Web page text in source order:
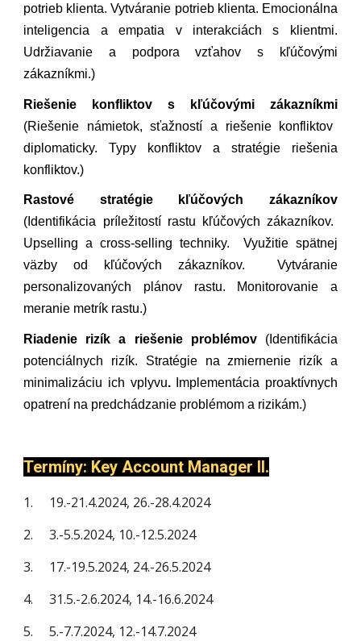
potrieb klienta. Vytváranie potrieb klienta. Emocionálna
inteligencia a empatia v interakciách s klientmi.
Udržiavanie a podpora vzťahov s kľúčovými
zákazníkmi.)
Riešenie konfliktov s kľúčovými zákazníkmi
(Riešenie námietok, sťažností a riešenie konfliktov
diplomaticky. Typy konfliktov a stratégie riešenia
konfliktov.)
Rastové stratégie kľúčových zákazníkov
(Identifikácia príležitostí rastu kľúčových zákazníkov.
Upselling a cross-selling techniky. Využitie spätnej
väzby od kľúčových zákazníkov. Vytváranie
personalizovaných plánov rastu. Monitorovanie a
meranie metrík rastu.)
Riadenie rizík a riešenie problémov (Identifikácia
potenciálnych rizík. Stratégie na zmiernenie rizík a
minimalizáciu ich vplyvu.
Implementácia proaktívnych
opatrení na predchádzanie problémom a rizikám.)
Termíny: Key Account Manager II.
1.
19.-21.4.2024, 26.-28.4.2024
2.
3.-5.5.2024, 10.-12.5.2024
3.
17.-19.5.2024, 24.-26.5.2024
4.
31.5.-2.6.2024, 14.-16.6.2024
5.
5.-7.7.2024, 12.-14.7.2024